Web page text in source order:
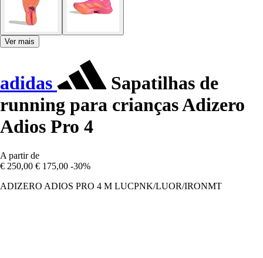
Ver mais
adidas
Sapatilhas de
running para crianças Adizero
Adios Pro 4
A partir de
€ 250,00 € 175,00 -30%
ADIZERO ADIOS PRO 4 M LUCPNK/LUOR/IRONMT